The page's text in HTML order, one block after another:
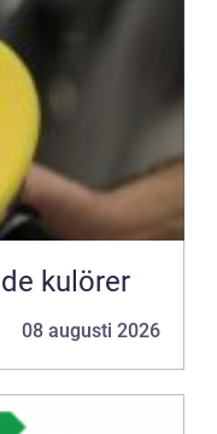
kulörer
08 augusti 2026